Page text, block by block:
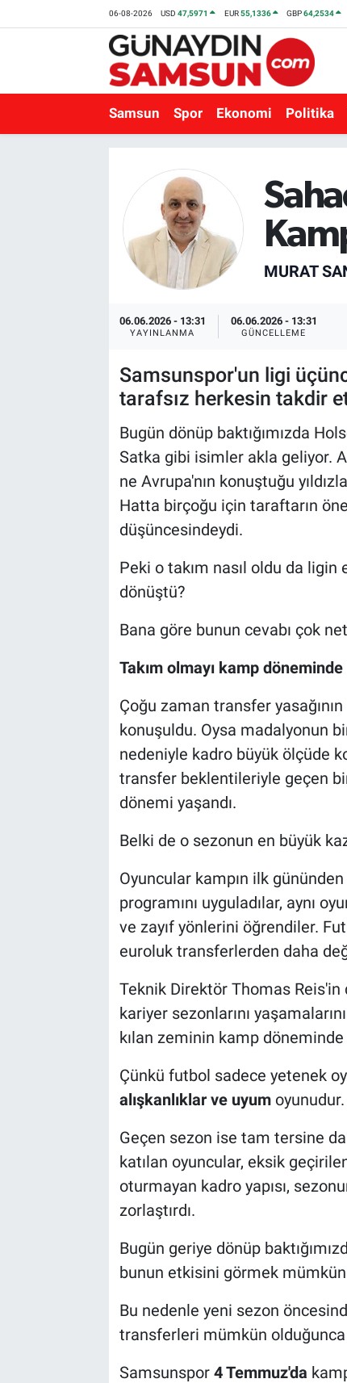
06-08-2026 USD47,5971 EUR55,1336 GBP64,2534
Samsun Spor Ekonomi Politika
MURAT
06.06.2026 - 13:31
YAYINLANMA
06.06.2026 - 13:31
GÜNCELLEME
Samsunspor'un ligi
tarafsız herkesin takdir
Bugün dönüp baktığımızda
Satka gibi isimler akla geliyor.
ne Avrupa'nın konuştuğu
Hatta birçoğu için taraftarın
düşüncesindeydi.
Peki o takım nasıl oldu da
dönüştü?
Bana göre bunun cevabı çok
Takım olmayı kamp döneminde
Çoğu zaman transfer
konuşuldu. Oysa madalyonun
nedeniyle kadro büyük ölçüde
transfer beklentileriyle geçen
dönemi yaşandı.
Belki de o sezonun en büyük
Oyuncular kampın ilk
programını uyguladılar, aynı
ve zayıf yönlerini öğrendiler.
euroluk transferlerden daha
Teknik Direktör Thomas
kariyer sezonlarını
kılan zeminin kamp
Çünkü futbol sadece yetenek
alışkanlıklar ve uyumoyunudur.
Geçen sezon ise tam tersine
katılan oyuncular, eksik
oturmayan kadro yapısı,
zorlaştırdı.
Bugün geriye dönüp
bunun etkisini görmek
Bu nedenle yeni sezon
transferleri mümkün
Samsunspor 4 Temmuz'da
Kültür Sanat
Bilim ve Teknoloji
Nöbetçi Eczaneler
Süper Lig Puan Durumu ve Fikstür
Tüm Manşetler
Son Dakika Haberleri